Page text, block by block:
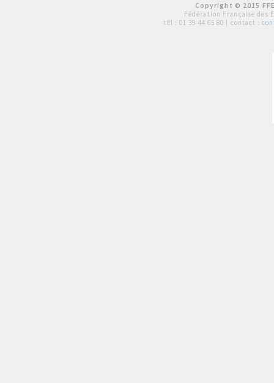
Copyright © 2015
Fédération Française des
tél : 01 39 44 65 80 | contact :